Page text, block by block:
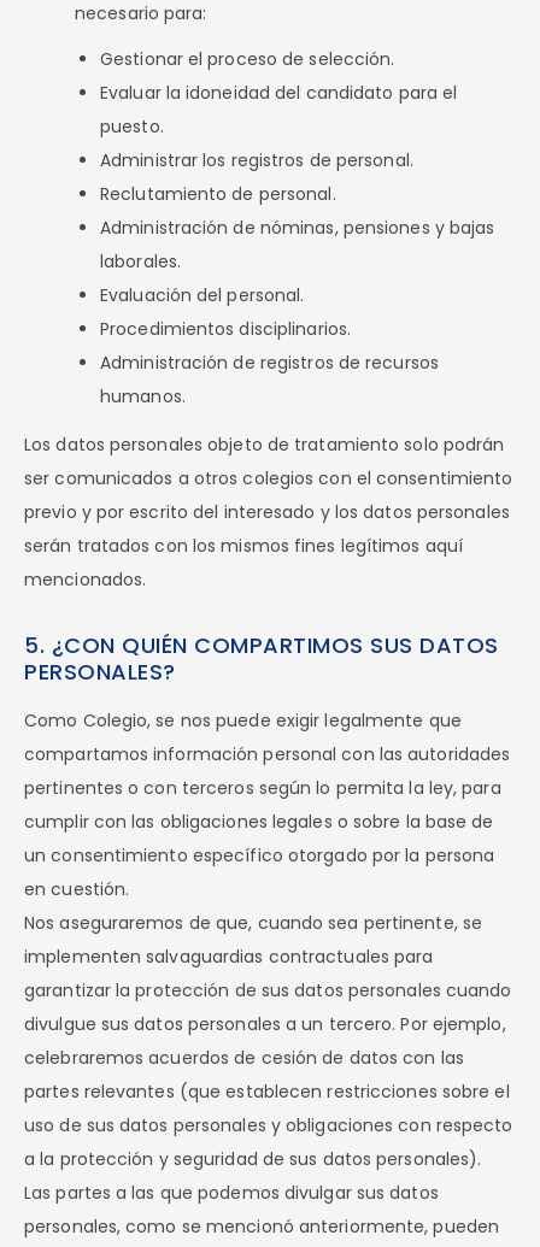
necesario para:
Gestionar el proceso de selección.
Evaluar la idoneidad del candidato para el
puesto.
Administrar los registros de personal.
Reclutamiento de personal.
Administración de nóminas, pensiones y bajas
laborales.
Evaluación del personal.
Procedimientos disciplinarios.
Administración de registros de recursos
humanos.
Los datos personales objeto de tratamiento solo podrán
ser comunicados a otros colegios con el consentimiento
previo y por escrito del interesado y los datos personales
serán tratados con los mismos fines legítimos aquí
mencionados.
5. ¿CON QUIÉN COMPARTIMOS SUS DATOS
PERSONALES?
Como Colegio, se nos puede exigir legalmente que
compartamos información personal con las autoridades
pertinentes o con terceros según lo permita la ley, para
cumplir con las obligaciones legales o sobre la base de
un consentimiento específico otorgado por la persona
en cuestión.
Nos aseguraremos de que, cuando sea pertinente, se
implementen salvaguardias contractuales para
garantizar la protección de sus datos personales cuando
divulgue sus datos personales a un tercero. Por ejemplo,
celebraremos acuerdos de cesión de datos con las
partes relevantes (que establecen restricciones sobre el
uso de sus datos personales y obligaciones con respecto
a la protección y seguridad de sus datos personales).
Las partes a las que podemos divulgar sus datos
personales, como se mencionó anteriormente, pueden